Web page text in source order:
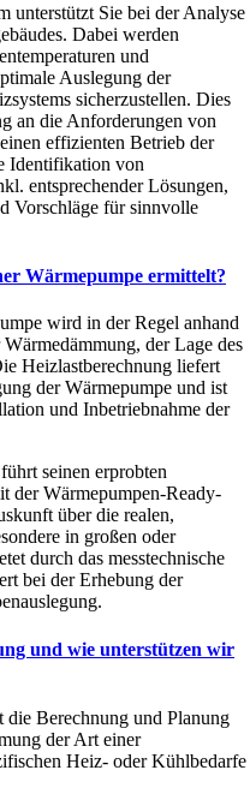
unterstützt Sie bei der Analyse
Dabei werden
und
Auslegung der
sicherzustellen. Dies
an die Anforderungen von
effizienten Betrieb der
Identifikation von
entsprechender Lösungen,
Vorschläge für sinnvolle
Wärmepumpe ermittelt?
wird in der Regel anhand
der Lage des
Heizlastberechnung liefert
der Wärmepumpe und ist
und Inbetriebnahme der
seinen erprobten
der Wärmepumpen-Ready-
über die realen,
in großen oder
durch das messtechnische
bei der Erhebung der
und wie unterstützen wir
die Berechnung und Planung
der Art einer
Heiz- oder Kühlbedarfe